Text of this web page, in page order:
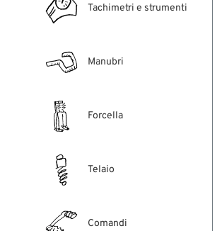
Tachimetri e strumenti
Manubri
Forcella
Telaio
Comandi